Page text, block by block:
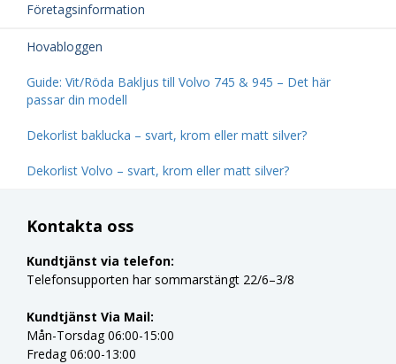
Företagsinformation
Hovabloggen
Guide: Vit/Röda Bakljus till Volvo 745 & 945 – Det här
passar din modell
Dekorlist baklucka – svart, krom eller matt silver?
Dekorlist Volvo – svart, krom eller matt silver?
Kontakta oss
Kundtjänst via telefon:
Telefonsupporten har sommarstängt 22/6–3/8
Kundtjänst Via Mail:
Mån-Torsdag 06:00-15:00
Fredag 06:00-13:00